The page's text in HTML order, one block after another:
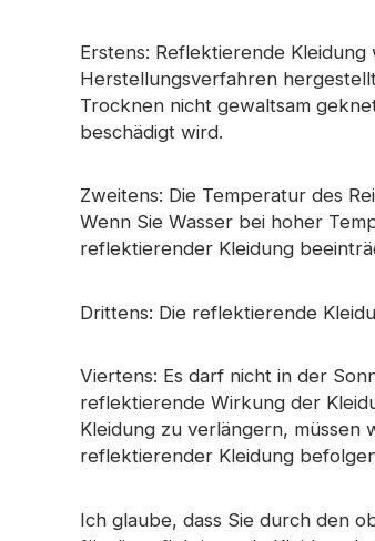
Prismatisches Klebeband
Im dunklen Material leuchten
Perforierter reflektierender
Stoff
Erstens: Reflektierende
Herstellungsverfahren
Trocknen nicht gewaltsam
beschädigt wird.
Zweitens: Die Temperatur des
Wenn Sie Wasser bei hoher
reflektierender Kleidung
Drittens: Die reflektierende
Viertens: Es darf nicht in der
reflektierende Wirkung der
Kleidung zu verlängern, müssen
reflektierender Kleidung
Ich glaube, dass Sie durch den